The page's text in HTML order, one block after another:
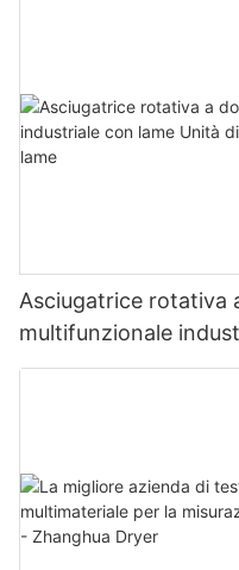
Asciugatrice rotativa
multifunzionale
asciugatura